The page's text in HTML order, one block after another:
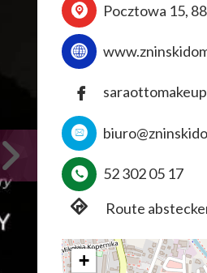
Pocztowa 15,
saraottomakeup
52 302 05 17
Route
+